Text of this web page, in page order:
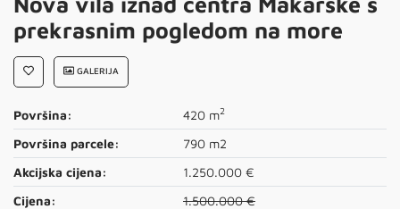
prekrasnim pogledom na more
GALERIJA
Površina: 420 m2
Površina parcele:
790 m2
Akcijska cijena:
1.250.000 €
Cijena:
1.500.000 €